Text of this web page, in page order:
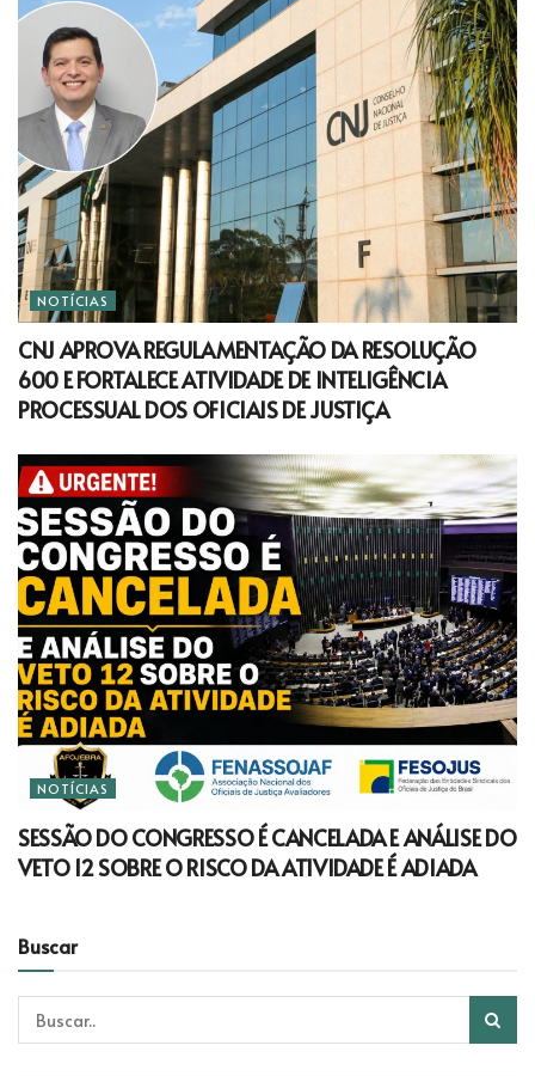
NOTÍCIAS
CNJ APROVA REGULAMENTAÇÃO DA RESOLUÇÃO
600 E FORTALECE ATIVIDADE DE INTELIGÊNCIA
PROCESSUAL DOS OFICIAIS DE JUSTIÇA
NOTÍCIAS
SESSÃO DO CONGRESSO É CANCELADA E ANÁLISE DO
VETO 12 SOBRE O RISCO DA ATIVIDADE É ADIADA
Buscar